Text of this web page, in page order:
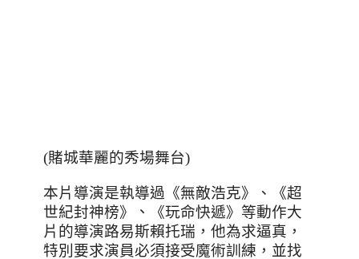
(賭城華麗的秀場舞台)
本片導演是執導過《無敵浩克》、
《超
世紀封神榜》
、 《玩命快遞》 等動作大
片的導演路易斯賴托瑞，他為求逼真 ，
特別要求演員必須接受魔術訓練，並找